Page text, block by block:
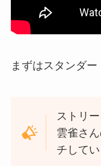
まずはスタンダー
ストリ
雲雀さ
チしてい